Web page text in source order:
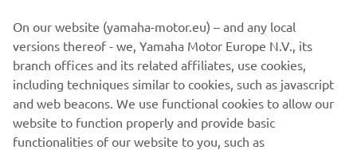
navigatori, Yamarin App. Printre altele, aplicația mobilă
conține manualele de utilizare a ambarcațiunii și a
motorului, și un jurnal de bord automat care stochează
traseul și distanța parcurse, precum și consumul de
combustibil și informațiile meteo.
Citește mai multe
On our website (yamaha-motor.eu) – and any local
versions thereof - we, Yamaha Motor Europe N.V., its
branch offices and its related affiliates, use cookies,
including techniques similar to cookies, such as javascript
and web beacons. We use functional cookies to allow our
website to function properly and provide basic
functionalities of our website to you, such as